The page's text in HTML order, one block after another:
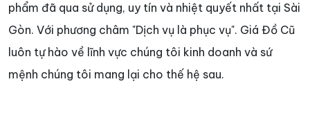
phẩm đã qua sử dụng, uy tín và nhiệt quyết nhất tại Sài
Gòn. Với phương châm "Dịch vụ là phục vụ". Giá Đồ Cũ
luôn tự hào về lĩnh vực chúng tôi kinh doanh và sứ
mệnh chúng tôi mang lại cho thế hệ sau.